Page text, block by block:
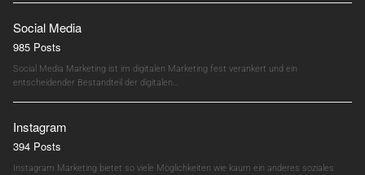
Social Media
985 Posts
Social Media Marketing ist im digitalen Marketing fest verankert und ein
entscheidender Bestandteil der digitalen…
Instagram
394 Posts
Instagram Marketing bietet so viele Möglichkeiten wie kaum ein anderes soziales